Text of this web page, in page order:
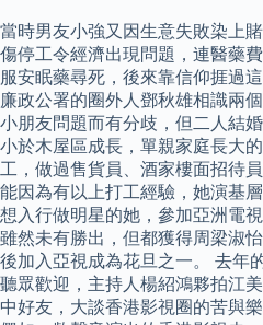
當時男友小強又因生意失敗染上
傷停工令經濟出現問題，連醫藥
服安眠藥尋死，後來靠信仰捱過
廉政公署的圈外人鄧秋雄相識兩
小朋友問題而有分歧，但二人結
小於木屋區成長，單親家庭長大
工，做過售貨員、酒家樓面招待
能因為有以上打工經驗，她演基
想入行做明星的她，參加亞洲電
雖然未有勝出，但都獲得周梁淑
後加入亞視成為花旦之一。 去年
聽眾歡迎，主持人楊紹鴻夥拍江
中好友，大談香港影視圈的苦與